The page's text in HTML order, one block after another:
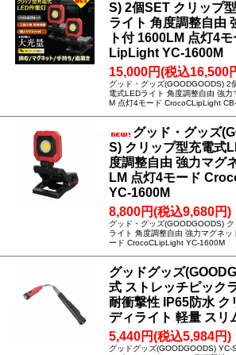
S) 2個SET クリップ
ライト 角度調整自由
ト付 1600LM 点灯4
LipLight YC-1600M
15,000円(税込16,500
グッド・グッズ(GOODGOODS) 2
電式LEDライト 角度調整自由 強力
M 点灯4モード CrocoCLipLight
グッド・グッズ
S) クリップ型充電式
度調整自由 強力マグ
LM 点灯4モード
YC-1600M
8,800円(税込9,680円)
グッド・グッズ(GOODGOODS)
ライト 角度調整自由 強力マグネ
ード CrocoCLipLight YC-1600M
グッドグッズ
式 ストレッチピック
耐衝撃性 IP65防水 ク
ディライト 軽量 スリ
5,440円(税込5,984円)
グッドグッズ(GOODGOODS) YC-